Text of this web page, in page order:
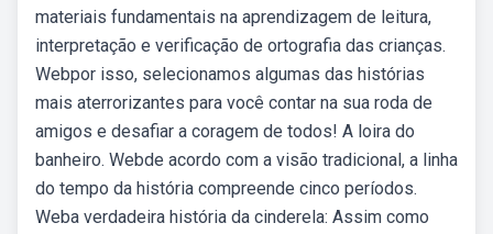
materiais fundamentais na aprendizagem de leitura,
interpretação e verificação de ortografia das crianças.
Webpor isso, selecionamos algumas das histórias
mais aterrorizantes para você contar na sua roda de
amigos e desafiar a coragem de todos! A loira do
banheiro. Webde acordo com a visão tradicional, a linha
do tempo da história compreende cinco períodos.
Weba verdadeira história da cinderela: Assim como